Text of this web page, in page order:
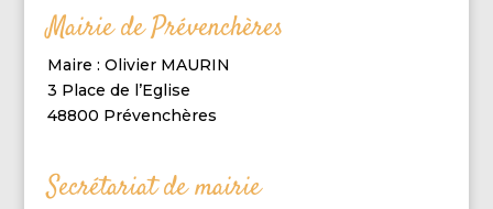
Mairie de Prévenchères
Maire : Olivier MAURIN
3 Place de l’Eglise
48800 Prévenchères
Secrétariat de mairie